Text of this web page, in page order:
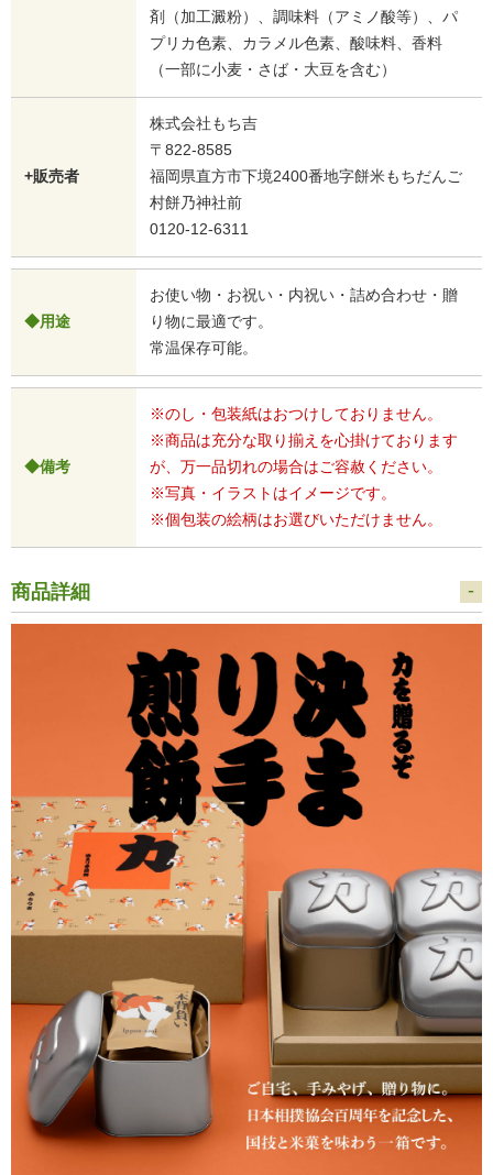
剤（加工澱粉）、調味料（アミノ酸等）、パ
プリカ色素、カラメル色素、酸味料、香料
（一部に小麦・さば・大豆を含む）
+販売者
株式会社もち吉
〒822-8585
福岡県直方市下境2400番地字餅米もちだんご
村餅乃神社前
0120-12-6311
◆用途
お使い物・お祝い・内祝い・詰め合わせ・贈
り物に最適です。
常温保存可能。
◆備考
※のし・包装紙はおつけしておりません。
※商品は充分な取り揃えを心掛けております
が、万一品切れの場合はご容赦ください。
※写真・イラストはイメージです。
※個包装の絵柄はお選びいただけません。
商品詳細